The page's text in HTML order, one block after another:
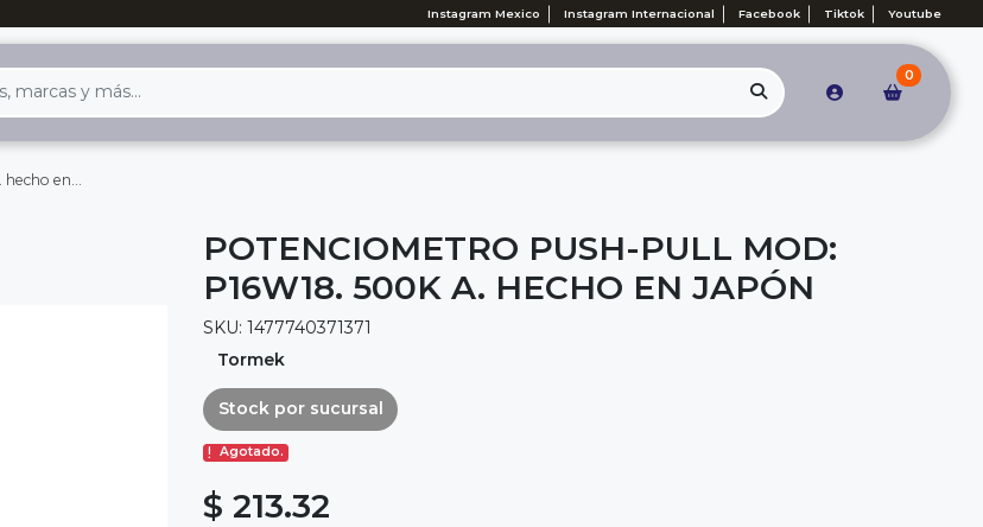
Instagram Mexico Instagram Internacional Facebook Tiktok Youtube
0
en japón
POTENCIOMETRO PUSH-PULL MOD:
P16W18. 500K A. HECHO EN JAPÓN
SKU: 1477740371371
Tormek
Stock por sucursal
Agotado.
$ 213.32